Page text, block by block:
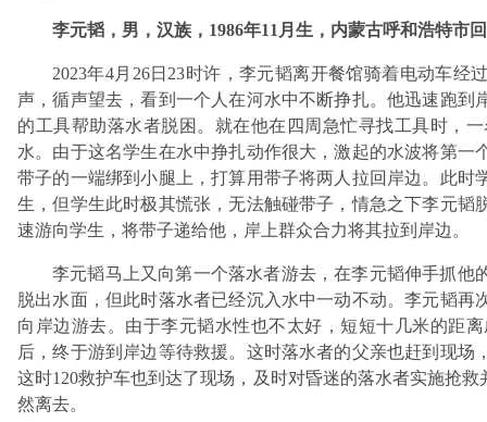
李元韬，男，汉族，1986年11月生，内蒙古呼和浩特市
2023年4月26日23时许，李元韬离开餐馆骑着电动车
声，循声望去，看到一个人在河水中不断挣扎。他迅速跑
的工具帮助落水者脱困。就在他在四周急忙寻找工具时，
水。由于这名学生在水中挣扎动作很大，激起的水波将第
带子的一端绑到小腿上，打算用带子将两人拉回岸边。此
生，但学生此时极其慌张，无法触碰带子，情急之下李元
速游向学生，将带子递给他，岸上群众合力将其拉到岸边。
李元韬马上又向第一个落水者游去，在李元韬伸手抓
脱出水面，但此时落水者已经沉入水中一动不动。李元韬
向岸边游去。由于李元韬水性也不太好，短短十几米的距
后，终于游到岸边等待救援。这时落水者的父亲也赶到现
这时120救护车也到达了现场，及时对昏迷的落水者实施抢
然离去。